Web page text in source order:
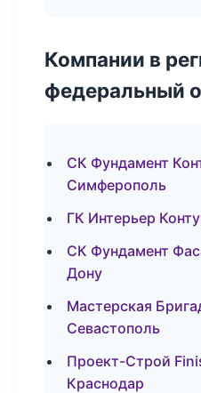
Компании в
федеральный
СК Фундамент
Симферополь
ГК Интерьер
СК Фундамент
Дону
Мастерская
Севастополь
Проект-Строй
Краснодар